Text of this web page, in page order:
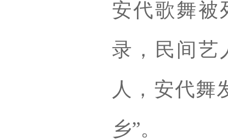
安代歌舞被
录，民间艺
人，安代舞
乡”。